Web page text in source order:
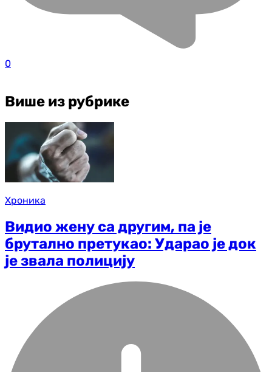
0
Више из рубрике
Хроника
Видио жену са другим, па је
брутално претукао: Ударао је док
је звала полицију